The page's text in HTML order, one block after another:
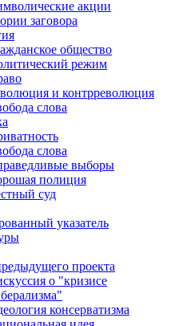
акции
заговора
общество
режим
и контрреволюция
слова
слова
выборы
полиция
суд
указатель
проекта
о "кризисе
консерватизма